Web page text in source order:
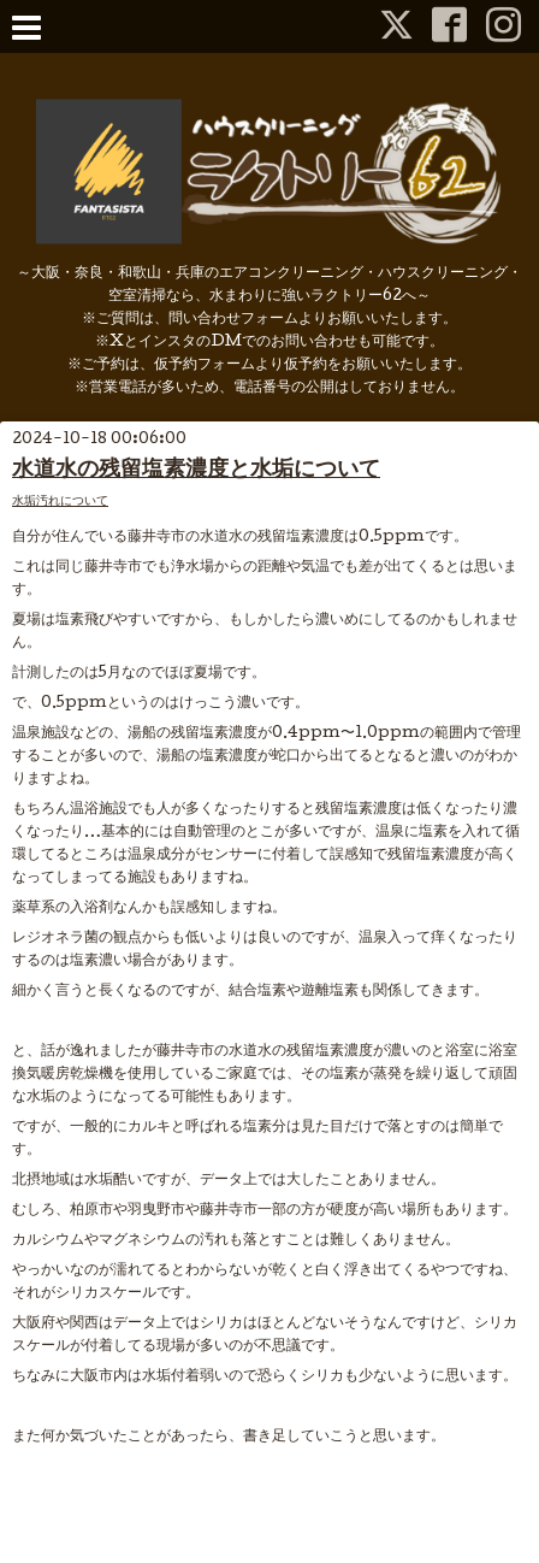
～大阪・奈良・和歌山・兵庫のエアコンクリーニング・ハウスクリーニング・
空室清掃なら、水まわりに強いラクトリー62へ～
※ご質問は、問い合わせフォームよりお願いいたします。
※XとインスタのDMでのお問い合わせも可能です。
※ご予約は、仮予約フォームより仮予約をお願いいたします。
※営業電話が多いため、電話番号の公開はしておりません。
2024-10-18 00:06:00
水道水の残留塩素濃度と水垢について
水垢汚れについて
自分が住んでいる藤井寺市の水道水の残留塩素濃度は0.5ppmです。
これは同じ藤井寺市でも浄水場からの距離や気温でも差が出てくるとは思いま
す。
夏場は塩素飛びやすいですから、もしかしたら濃いめにしてるのかもしれませ
ん。
計測したのは5月なのでほぼ夏場です。
で、0.5ppmというのはけっこう濃いです。
温泉施設などの、湯船の残留塩素濃度が0.4ppm〜1.0ppmの範囲内で管理
することが多いので、湯船の塩素濃度が蛇口から出てるとなると濃いのがわか
りますよね。
もちろん温浴施設でも人が多くなったりすると残留塩素濃度は低くなったり濃
くなったり…基本的には自動管理のとこが多いですが、温泉に塩素を入れて循
環してるところは温泉成分がセンサーに付着して誤感知で残留塩素濃度が高く
なってしまってる施設もありますね。
薬草系の入浴剤なんかも誤感知しますね。
レジオネラ菌の観点からも低いよりは良いのですが、温泉入って痒くなったり
するのは塩素濃い場合があります。
細かく言うと長くなるのですが、結合塩素や遊離塩素も関係してきます。
と、話が逸れましたが藤井寺市の水道水の残留塩素濃度が濃いのと浴室に浴室
換気暖房乾燥機を使用しているご家庭では、その塩素が蒸発を繰り返して頑固
な水垢のようになってる可能性もあります。
ですが、一般的にカルキと呼ばれる塩素分は見た目だけで落とすのは簡単で
す。
北摂地域は水垢酷いですが、データ上では大したことありません。
むしろ、柏原市や羽曳野市や藤井寺市一部の方が硬度が高い場所もあります。
カルシウムやマグネシウムの汚れも落とすことは難しくありません。
やっかいなのが濡れてるとわからないが乾くと白く浮き出てくるやつですね、
それがシリカスケールです。
大阪府や関西はデータ上ではシリカはほとんどないそうなんですけど、シリカ
スケールが付着してる現場が多いのが不思議です。
ちなみに大阪市内は水垢付着弱いので恐らくシリカも少ないように思います。
また何か気づいたことがあったら、書き足していこうと思います。